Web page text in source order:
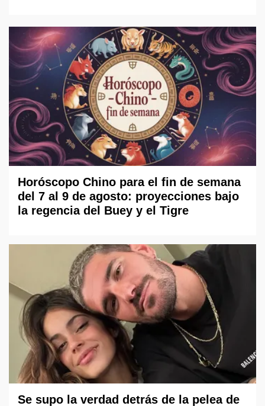
Horóscopo Chino para el fin de semana
del 7 al 9 de agosto: proyecciones bajo
la regencia del Buey y el Tigre
Se supo la verdad detrás de la pelea de